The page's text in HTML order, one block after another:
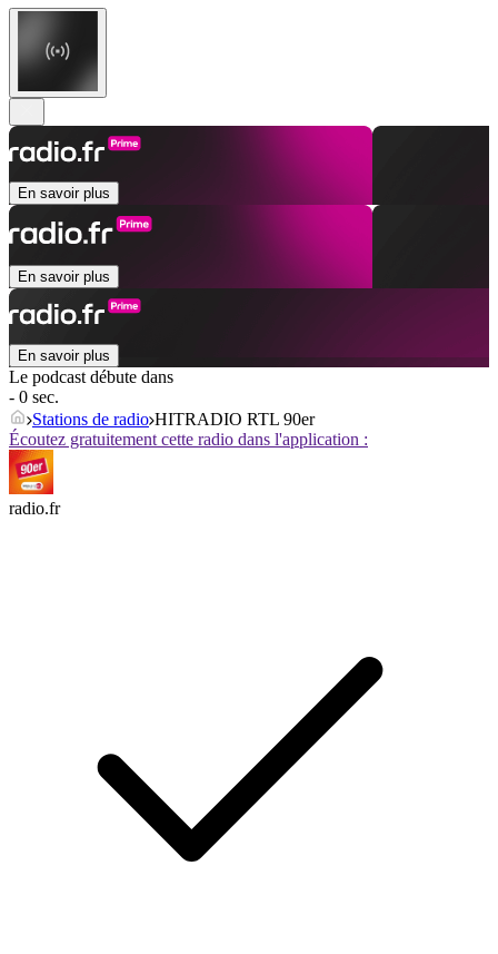
En savoir plus
En savoir plus
En savoir plus
Le podcast débute dans
- 0 sec.
Stations de radio HITRADIO RTL 90er
Écoutez gratuitement cette radio dans l'application :
radio.fr